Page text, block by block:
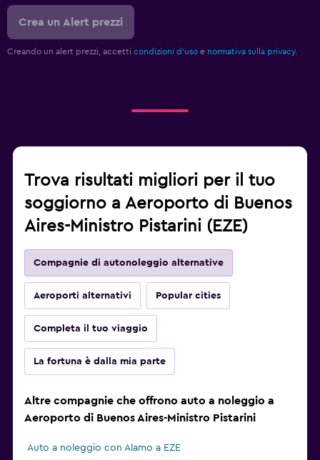
Crea un Alert prezzi
Creando un alert prezzi, accetti condizioni d'uso e normativa sulla privacy.
Trova risultati migliori per il tuo
soggiorno a Aeroporto di Buenos
Aires-Ministro Pistarini (EZE)
Compagnie di autonoleggio alternative
Aeroporti alternativi Popular cities
Completa il tuo viaggio
La fortuna è dalla mia parte
Altre compagnie che offrono auto a noleggio a
Aeroporto di Buenos Aires-Ministro Pistarini
Auto a noleggio con Alamo a EZE